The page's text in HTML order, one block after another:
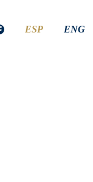
ESP ENG